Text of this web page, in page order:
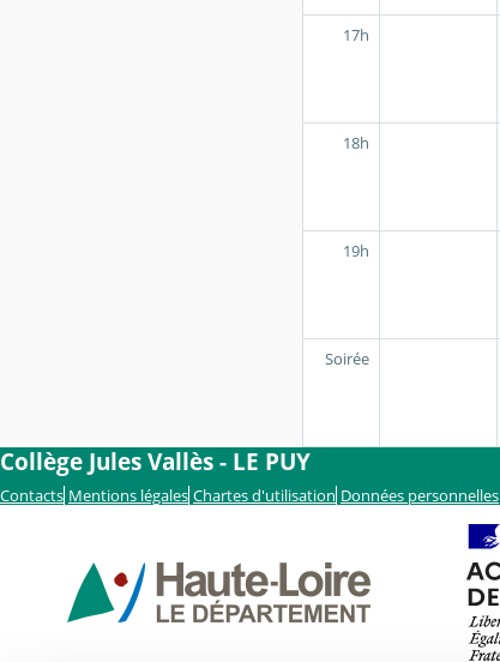
17h
18h
19h
Soirée
Collège Jules Vallès - LE PUY
Contacts Mentions légales Chartes d'utilisation Données personnelles